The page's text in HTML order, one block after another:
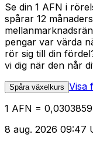
Se din 1 AFN i
spårar 12
pengar var värda
rör sig till din
vi dig när den når
Spåra växelkurs Visa
1 AFN =
8 aug. 2026 09:47